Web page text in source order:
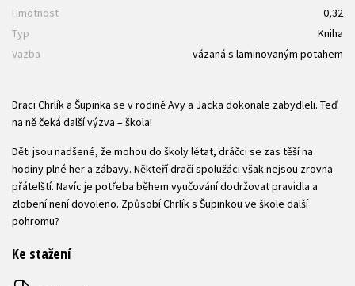
Hmotnost
0,32
Typ
Kniha
Vazba
vázaná s laminovaným potahem
Draci Chrlík a Šupinka se v rodině Avy a Jacka dokonale zabydleli. Teď
na ně čeká další výzva – škola!
Děti jsou nadšené, že mohou do školy létat, dráčci se zas těší na
hodiny plné her a zábavy. Někteří dračí spolužáci však nejsou zrovna
přátelští. Navíc je potřeba během vyučování dodržovat pravidla a
zlobení není dovoleno. Způsobí Chrlík s Šupinkou ve škole další
pohromu?
Ke stažení